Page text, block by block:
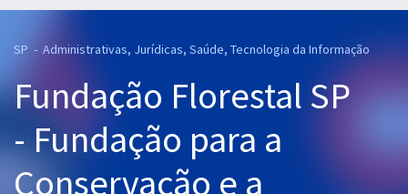
Cursos 20% OFF
Graduação
SP - Administrativas, Jurídicas, Saúde, Tecnologia da Informação
Fundação Florestal SP
- Fundação para a
Conservação e a